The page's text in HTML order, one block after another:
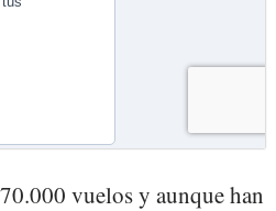
vuelos y aunque han